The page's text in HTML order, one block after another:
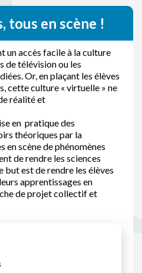
tous en scène !
un accès facile à la culture
de télévision ou les
Or, en plaçant les élèves
cette culture « virtuelle » ne
réalité et
en pratique des
théoriques par la
en scène de phénomènes
de rendre les sciences
but est de rendre les élèves
apprentissages en
de projet collectif et